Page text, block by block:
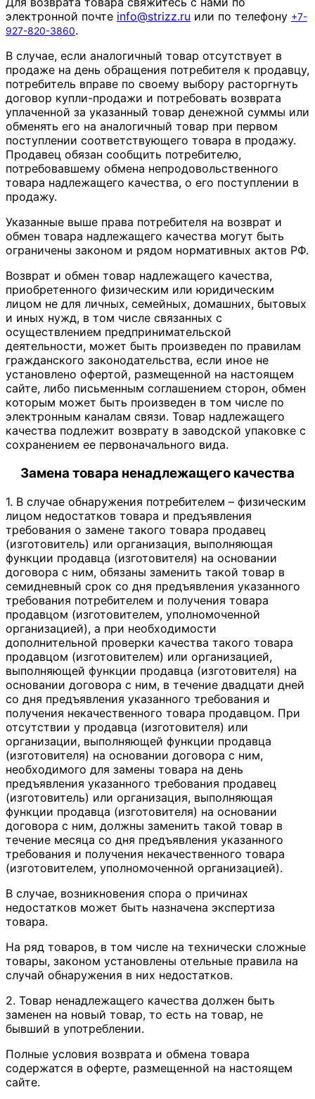
электронной почте info@strizz.ru или по телефону +7-
927-820-3860.
В случае, если аналогичный товар отсутствует в
продаже на день обращения потребителя к продавцу,
потребитель вправе по своему выбору расторгнуть
договор купли-продажи и потребовать возврата
уплаченной за указанный товар денежной суммы или
обменять его на аналогичный товар при первом
поступлении соответствующего товара в продажу.
Продавец обязан сообщить потребителю,
потребовавшему обмена непродовольственного
товара надлежащего качества, о его поступлении в
продажу.
Указанные выше права потребителя на возврат и
обмен товара надлежащего качества могут быть
ограничены законом и рядом нормативных актов РФ.
Возврат и обмен товар надлежащего качества,
приобретенного физическим или юридическим
лицом не для личных, семейных, домашних, бытовых
и иных нужд, в том числе связанных с
осуществлением предпринимательской
деятельности, может быть произведен по правилам
гражданского законодательства, если иное не
установлено офертой, размещенной на настоящем
сайте, либо письменным соглашением сторон, обмен
которым может быть произведен в том числе по
электронным каналам связи. Товар надлежащего
качества подлежит возврату в заводской упаковке с
сохранением ее первоначального вида.
Замена товара ненадлежащего качества
1. В случае обнаружения потребителем – физическим
лицом недостатков товара и предъявления
требования о замене такого товара продавец
(изготовитель) или организация, выполняющая
функции продавца (изготовителя) на основании
договора с ним, обязаны заменить такой товар в
семидневный срок со дня предъявления указанного
требования потребителем и получения товара
продавцом (изготовителем, уполномоченной
организацией), а при необходимости
дополнительной проверки качества такого товара
продавцом (изготовителем) или организацией,
выполняющей функции продавца (изготовителя) на
основании договора с ним, в течение двадцати дней
со дня предъявления указанного требования и
получения некачественного товара продавцом. При
отсутствии у продавца (изготовителя) или
организации, выполняющей функции продавца
(изготовителя) на основании договора с ним,
необходимого для замены товара на день
предъявления указанного требования продавец
(изготовитель) или организация, выполняющая
функции продавца (изготовителя) на основании
договора с ним, должны заменить такой товар в
течение месяца со дня предъявления указанного
требования и получения некачественного товара
(изготовителем, уполномоченной организацией).
В случае, возникновения спора о причинах
недостатков может быть назначена экспертиза
товара.
На ряд товаров, в том числе на технически сложные
товары, законом установлены отельные правила на
случай обнаружения в них недостатков.
2. Товар ненадлежащего качества должен быть
заменен на новый товар, то есть на товар, не
бывший в употреблении.
Полные условия возврата и обмена товара
содержатся в оферте, размещенной на настоящем
сайте.